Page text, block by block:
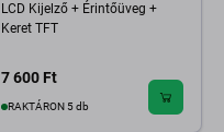
LCD Kijelző + Érintőüveg +
Keret TFT
7 600 Ft
RAKTÁRON 5 db